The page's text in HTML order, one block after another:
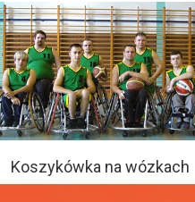
Koszykówka na wózkach